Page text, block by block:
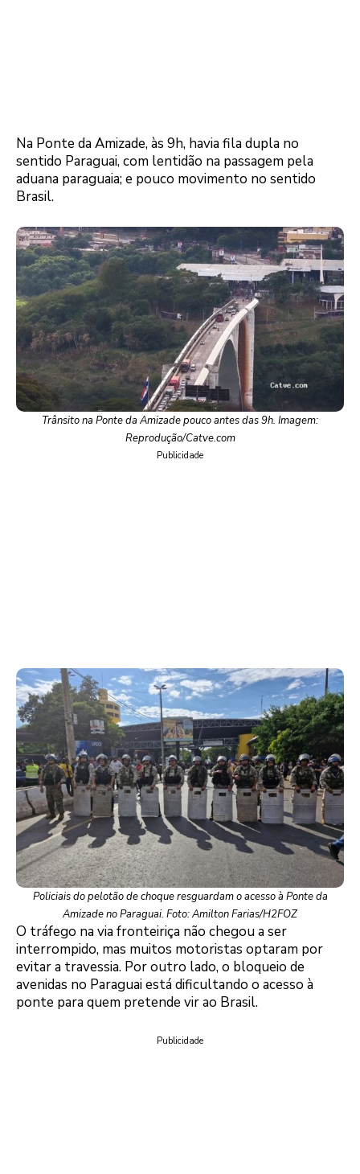
Na Ponte da Amizade, às 9h, havia fila dupla no
sentido Paraguai, com lentidão na passagem pela
aduana paraguaia; e pouco movimento no sentido
Brasil.
Trânsito na Ponte da Amizade pouco antes das 9h. Imagem:
Reprodução/Catve.com
Publicidade
Policiais do pelotão de choque resguardam o acesso à Ponte da
Amizade no Paraguai. Foto: Amilton Farias/H2FOZ
O tráfego na via fronteiriça não chegou a ser
interrompido, mas muitos motoristas optaram por
evitar a travessia. Por outro lado, o bloqueio de
avenidas no Paraguai está dificultando o acesso à
ponte para quem pretende vir ao Brasil.
Publicidade